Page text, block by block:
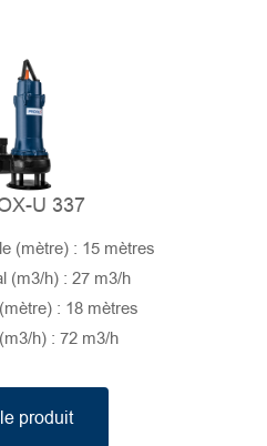
U 337
(mètre) : 15 mètres
(m3/h) : 27 m3/h
: 18 mètres
h) : 72 m3/h
produit